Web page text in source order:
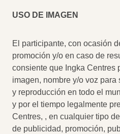
USO DE IMAGEN
El participante, con ocasión
promoción y/o en caso de
consiente que Ingka Centres
imagen, nombre y/o voz
y reproducción en todo el
y por el tiempo legalmente
Centres, , en cualquier tipo
de publicidad, promoción,